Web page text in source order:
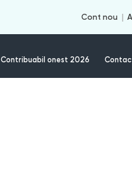
Cont nou
Contribuabil onest 2026